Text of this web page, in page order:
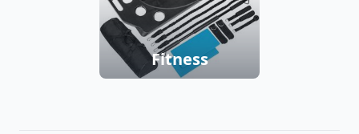
Fitness